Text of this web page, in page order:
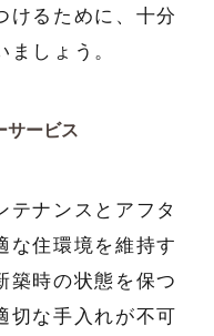
けるために、十分
しょう。
サービス
テナンスとアフタ
な住環境を維持す
築時の状態を保つ
切な手入れが不可